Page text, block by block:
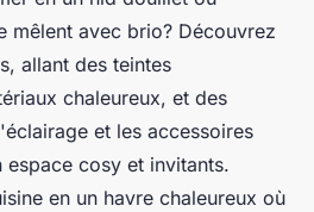
mêlent avec brio? Découvrez
allant des teintes
chaleureux, et des
et les accessoires
cosy et invitants.
en un havre chaleureux où